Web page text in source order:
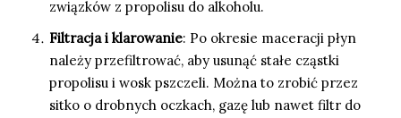
związków z propolisu do alkoholu.
Filtracja i klarowanie: Po okresie maceracji płyn
należy przefiltrować, aby usunąć stałe cząstki
propolisu i wosk pszczeli. Można to zrobić przez
sitko o drobnych oczkach, gazę lub nawet filtr do